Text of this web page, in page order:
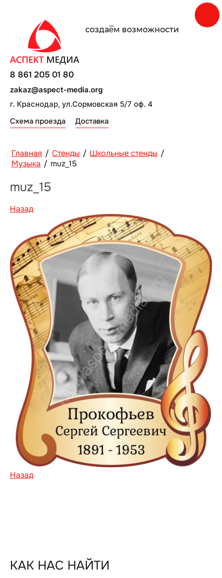
создаe̅м возможности
г. Краснодар, ул.Сормовская 5/7 оф. 4
Схема проезда Доставка
8 861 205 01 80
zakaz@aspect-media.org
Главная / Стенды / Школьные стенды /
Музыка / muz_15
muz_15
Назад
Назад
КАК НАС НАЙТИ